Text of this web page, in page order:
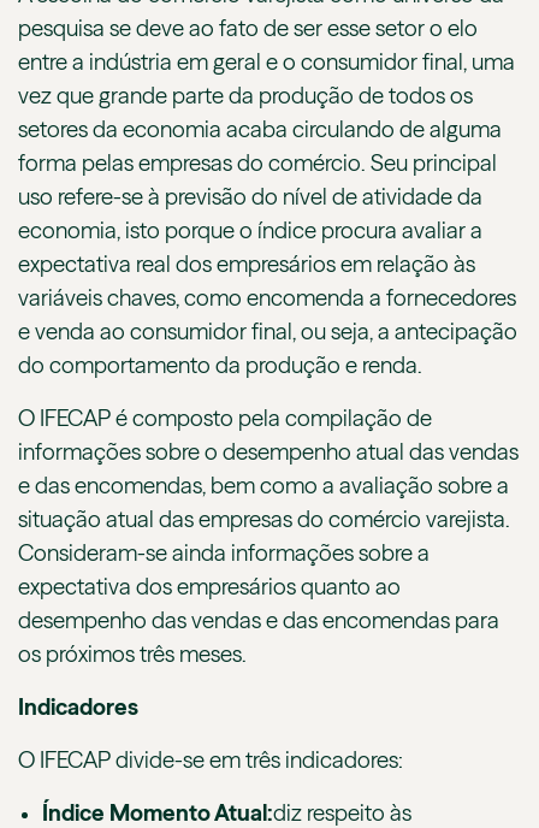
pesquisa se deve ao fato de ser esse setor o elo
entre a indústria em geral e o consumidor final, uma
vez que grande parte da produção de todos os
setores da economia acaba circulando de alguma
forma pelas empresas do comércio. Seu principal
uso refere-se à previsão do nível de atividade da
economia, isto porque o índice procura avaliar a
expectativa real dos empresários em relação às
variáveis chaves, como encomenda a fornecedores
e venda ao consumidor final, ou seja, a antecipação
do comportamento da produção e renda.
O IFECAP é composto pela compilação de
informações sobre o desempenho atual das vendas
e das encomendas, bem como a avaliação sobre a
situação atual das empresas do comércio varejista.
Consideram-se ainda informações sobre a
expectativa dos empresários quanto ao
desempenho das vendas e das encomendas para
os próximos três meses.
Indicadores
O IFECAP divide-se em três indicadores:
Índice Momento Atual:diz respeito às